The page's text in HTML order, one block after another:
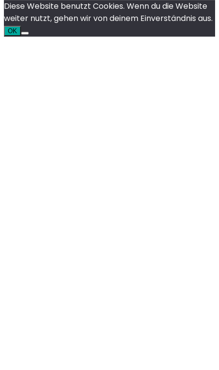
Diese Website benutzt Cookies. Wenn du die Website
weiter nutzt, gehen wir von deinem Einverständnis aus.
OK